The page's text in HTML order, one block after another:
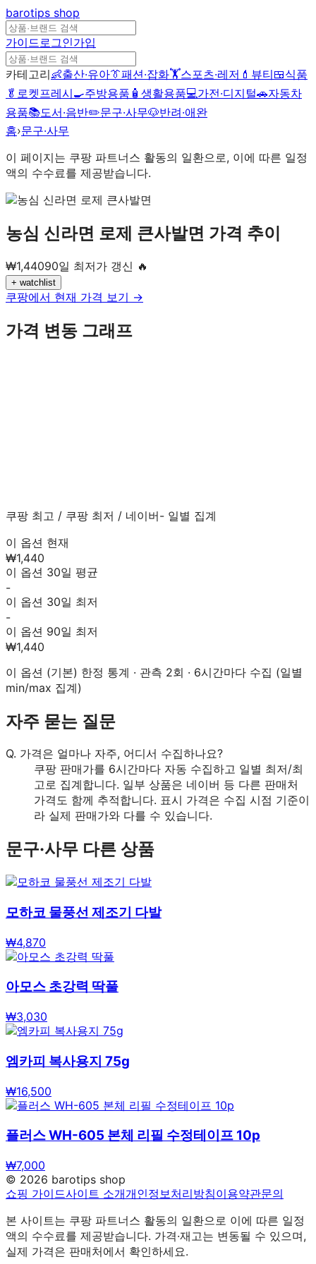
barotips shop
가이드로그인가입
카테고리👶출산·유아👔패션·잡화🏋️스포츠·레저 💄 뷰티🍱식품
🥬 로켓프레시🍳주방용품 🧴 생활용품💻가전·디지털🚗자동차
용품📚도서·음반✏️문구·사무🐶반려·애완
홈›문구·사무
이 페이지는 쿠팡 파트너스 활동의 일환으로, 이에 따른 일정
액의 수수료를 제공받습니다.
농심 신라면 로제 큰사발면 가격 추이
₩1,44090일 최저가 갱신 🔥
+ watchlist
쿠팡에서 현재 가격 보기 →
가격 변동 그래프
쿠팡 최고 / 쿠팡 최저 / 네이버- 일별 집계
이 옵션 현재
₩1,440
이 옵션 30일 평균
-
이 옵션 30일 최저
-
이 옵션 90일 최저
₩1,440
이 옵션 (기본) 한정 통계 · 관측 2회 · 6시간마다 수집 (일별
min/max 집계)
자주 묻는 질문
Q. 가격은 얼마나 자주, 어디서 수집하나요?
쿠팡 판매가를 6시간마다 자동 수집하고 일별 최저/최
고로 집계합니다. 일부 상품은 네이버 등 다른 판매처
가격도 함께 추적합니다. 표시 가격은 수집 시점 기준이
라 실제 판매가와 다를 수 있습니다.
문구·사무 다른 상품
모하코 물풍선 제조기 다발
₩4,870
아모스 초강력 딱풀
₩3,030
엠카피 복사용지 75g
₩16,500
플러스 WH-605 본체 리필 수정테이프 10p
₩7,000
© 2026 barotips shop
쇼핑 가이드사이트 소개개인정보처리방침이용약관문의
본 사이트는 쿠팡 파트너스 활동의 일환으로 이에 따른 일정
액의 수수료를 제공받습니다. 가격·재고는 변동될 수 있으며,
실제 가격은 판매처에서 확인하세요.